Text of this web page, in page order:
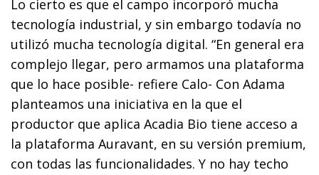
Lo cierto es que el campo incorporó mucha
tecnología industrial, y sin embargo todavía no
utilizó mucha tecnología digital. “En general era
complejo llegar, pero armamos una plataforma
que lo hace posible- refiere Calo- Con Adama
planteamos una iniciativa en la que el
productor que aplica Acadia Bio tiene acceso a
la plataforma Auravant, en su versión premium,
con todas las funcionalidades. Y no hay techo